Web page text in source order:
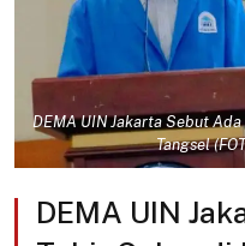
DEMA UIN Jakarta Sebut
Tangsel
DEMA UIN